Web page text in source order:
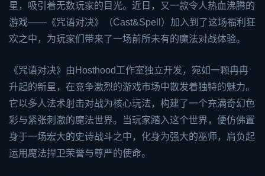
星，吸引着无数玩家的目光。近日，又一款令人热血沸腾的
游戏——《咒语对决》（Cast&Spell）加入到了这场福利狂
欢之中，为玩家们带来了一场前所未有的魔法对战体验。
《咒语对决》由Hosthood工作室独立开发，宛如一颗冉冉
升起的新星，在竞争激烈的游戏市场中散发着独特的魅力。
它以多人法术射击对战为核心玩法，构建了一个充满奇幻色
彩与紧张刺激的魔法世界。当玩家踏入这个世界，便仿佛置
身于一场宏大的史诗战斗之中，化身为强大的巫师，肩负起
运用魔法捍卫荣誉与尊严的使命。